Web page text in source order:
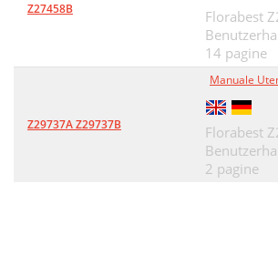
Z27458B
Florabest
14 pagine
Z29737A Z29737B
Manuale
Florabest
2 pagine